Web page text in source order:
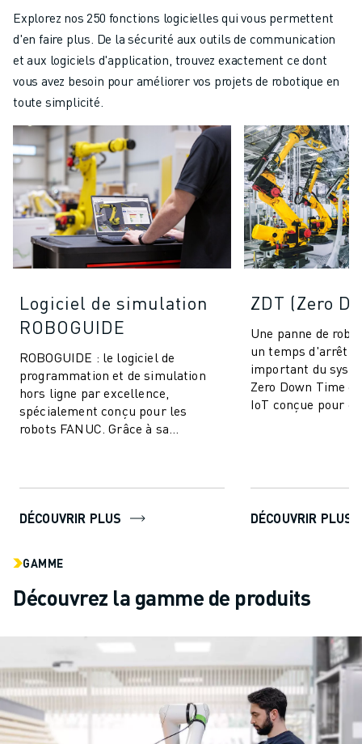
Explorez nos 250 fonctions logicielles qui vous permettent
d'en faire plus. De la sécurité aux outils de communication
et aux logiciels d'application, trouvez exactement ce dont
vous avez besoin pour améliorer vos projets de robotique en
toute simplicité.
Logiciel de simulation
ROBOGUIDE
ROBOGUIDE : le logiciel de
programmation et de simulation
hors ligne par excellence,
spécialement conçu pour les
robots FANUC. Grâce à sa
DÉCOUVRIR PLUS
ZDT (Zero
Une panne de
un temps d'arrêt
important du
Zero Down Time
IoT conçue pour
DÉCOUVRIR PLUS
GAMME
Découvrez la gamme de produits